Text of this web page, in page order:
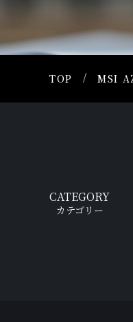
TOP MSI
CATEGORY
カテゴリー